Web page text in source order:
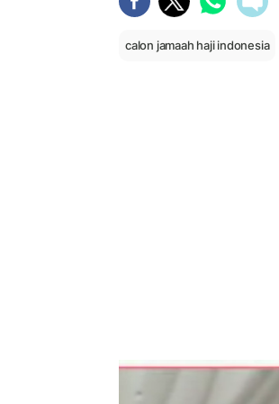
calon jamaah haji indonesia